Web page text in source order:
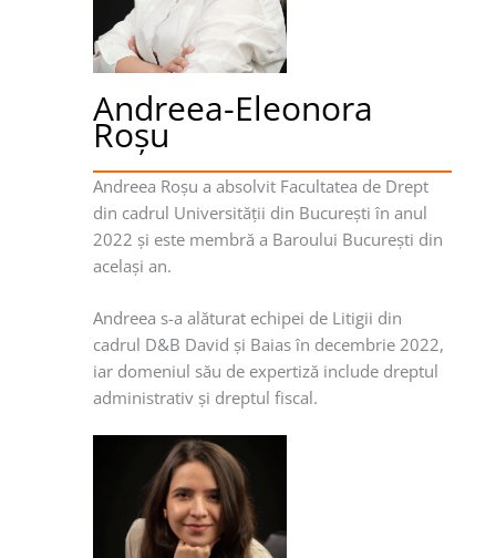
Andreea-Eleonora
Roşu
Andreea Roşu a absolvit Facultatea de Drept
din cadrul Universităţii din Bucureşti în anul
2022 şi este membră a Baroului Bucureşti din
acelaşi an.
Andreea s-a alăturat echipei de Litigii din
cadrul D&B David şi Baias în decembrie 2022,
iar domeniul său de expertiză include dreptul
administrativ şi dreptul fiscal.